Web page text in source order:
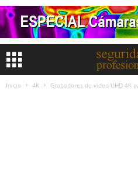
Inicio 4K Grabadores de video UHD 4K